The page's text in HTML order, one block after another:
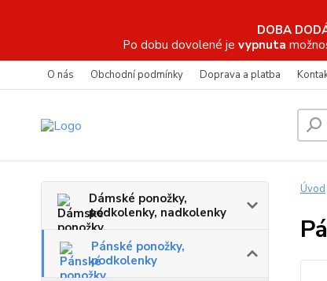
DOBA
Po dobu dovolené je vypnuta
O nás Obchodní podmínky Doprava a platba
Dámské ponožky,
podkolenky, nadkolenky
Pánské ponožky,
podkolenky
Úvod